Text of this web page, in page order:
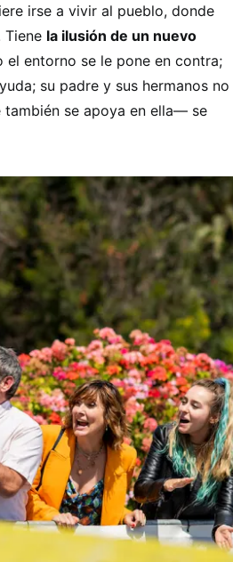
irse a vivir al pueblo, donde
Tiene la ilusión de un nuevo
el entorno se le pone en contra;
su padre y sus hermanos no
se apoya en ella— se